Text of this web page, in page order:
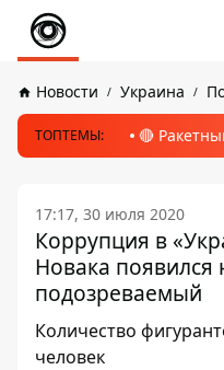
Новости Украина
ТОПТЕМЫ: 🔴
17:17, 30 июля 2020
Коррупция в
Новака появился
подозреваемый
Количество
человек